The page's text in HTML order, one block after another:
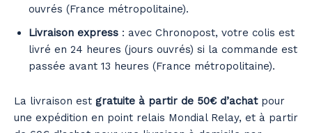
ouvrés (France métropolitaine).
Livraison express : avec Chronopost, votre colis est
livré en 24 heures (jours ouvrés) si la commande est
passée avant 13 heures (France métropolitaine).
La livraison est gratuite à partir de 50€ d’achatpour
une expédition en point relais Mondial Relay, et à partir